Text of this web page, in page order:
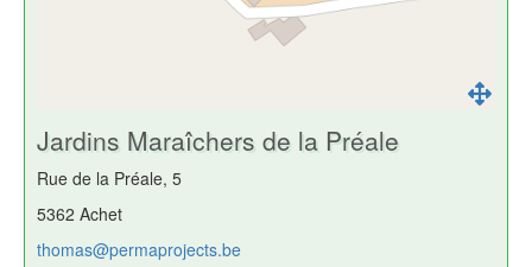
Jardins Maraîchers de la Préale
Rue de la Préale, 5
5362 Achet
thomas@permaprojects.be